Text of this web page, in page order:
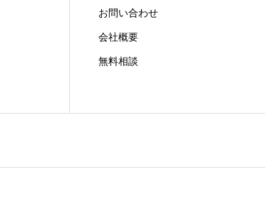
お問い合わせ
会社概要
無料相談